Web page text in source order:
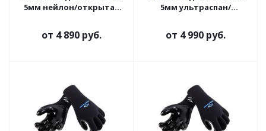
5мм нейлон/открытая
от 4 890 руб.
5мм ультраспан/
от 4 990 руб.